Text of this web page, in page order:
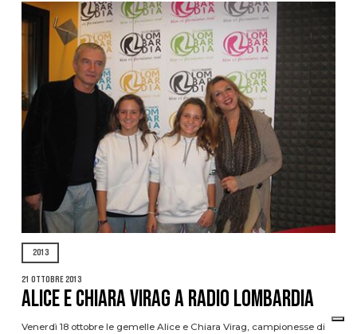
2013
21 Ottobre 2013
ALICE E CHIARA VIRAG A RADIO LOMBARDIA
Venerdì 18 ottobre le gemelle Alice e Chiara Virag, campionesse di